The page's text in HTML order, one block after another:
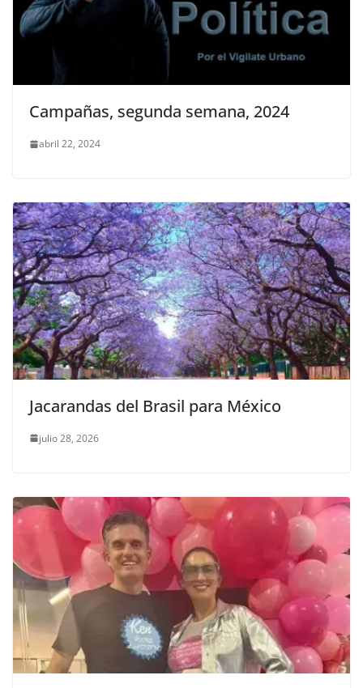
Campañas, segunda semana, 2024
abril 22, 2024
Jacarandas del Brasil para México
julio 28, 2026